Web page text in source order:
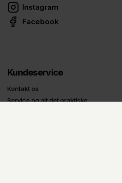
Instagram
Facebook
Kundeservice
Kontakt os
Service og alt det praktiske